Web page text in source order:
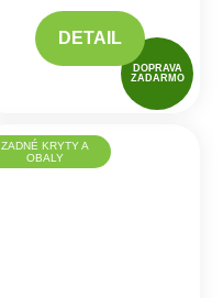
DOPRAVA
ZADARMO
DETAIL
ZADNÉ KRYTY A
OBALY